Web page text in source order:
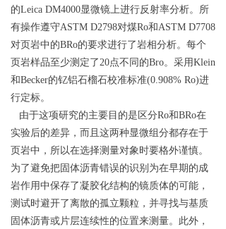
的Leica DM4000显微镜上进行反射率分析。所
有操作遵守ASTM D2798对煤Ro和ASTM D7708
对页岩中的BRo的要求进行了岩相分析。每个
页岩样品至少测定了20点不同的Bro。采用Klein
和Becker的钇铝石榴石校准标准(0.908% Ro)进
行定标。
由于这项研究的主要目的是区分Ro和BRo在
实验后的差异，而且这两种显微组分都存在于
页岩中，所以在选择测量对象时要格外谨慎。
为了避免把固体沥青错误的识别为在早期的成
岩作用中保存了凝胶化结构的镜质体的可能，
测试时避开了离散的孤立颗粒，并寻找与基质
固体沥青或片层连续性的位置来测量。此外，